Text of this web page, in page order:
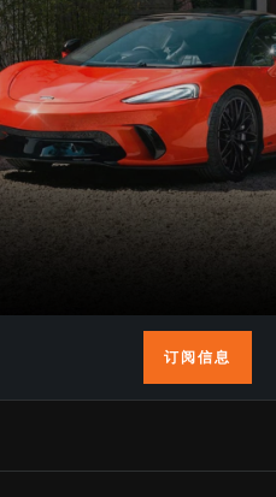
订阅信息